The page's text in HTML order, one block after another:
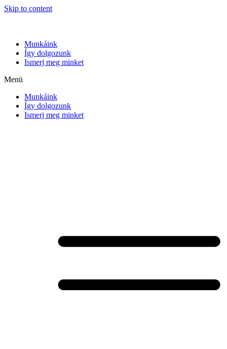
Skip to content
Munkáink
Így dolgozunk
Ismerj meg minket
Menü
Munkáink
Így dolgozunk
Ismerj meg minket